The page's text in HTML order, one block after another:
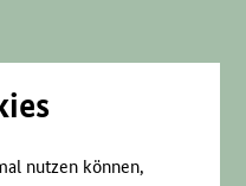
nutzen können,